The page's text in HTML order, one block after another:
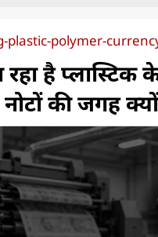
plastic-polymer-
रहा है
की जगह